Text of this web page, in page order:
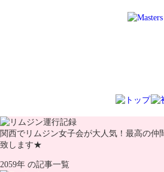
関西でリムジン女子会が大人気！最高の
致します★
2059年 の記事一覧